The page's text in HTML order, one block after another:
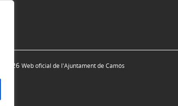
© 2026 Web oficial de l'Ajuntament de Camós